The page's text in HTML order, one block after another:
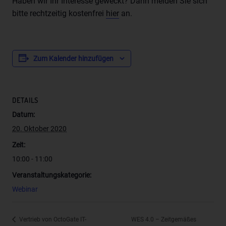
bitte rechtzeitig kostenfrei hier an.
Zum Kalender hinzufügen
DETAILS
Datum:
20. Oktober 2020
Zeit:
10:00 - 11:00
Veranstaltungskategorie:
Webinar
Vertrieb von OctoGate IT-
WES 4.0 – Zeitgemäßes
einer Kennung wie einem Namen, zu einer Kennnummer,
zu Standortdaten, zu einer Online-Kennung oder zu
psychischen, wirtschaftlichen, kulturellen oder sozialen
Identität dieser natürlichen Person sind, identifiziert
identifizierbare natürliche Person, deren
personenbezogene Daten von dem für die Verarbeitung
c) Verarbeitung
Verarbeitung ist jeder mit oder ohne Hilfe automatisierter
Erfassen, die Organisation, das Ordnen, die Speicherung,